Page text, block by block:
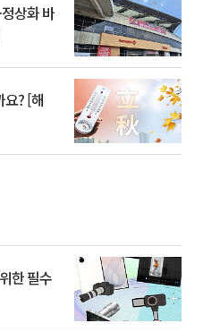
상화 바
? [해
한 필수